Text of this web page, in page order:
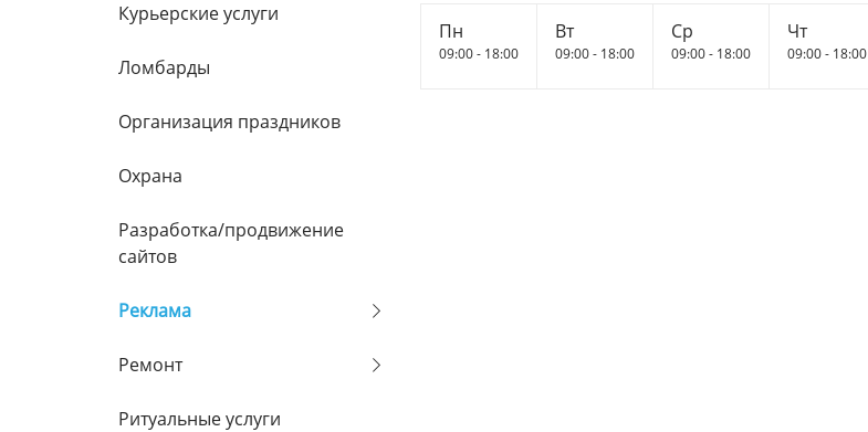
Курьерские услуги
Ломбарды
Организация праздников
Охрана
Разработка/продвижение
сайтов
Реклама
Ремонт
Ритуальные услуги
Пн
09:00 - 18:00
Вт
09:00 - 18:00
Ср
09:00 - 18:00
Чт
09:00 - 18:00